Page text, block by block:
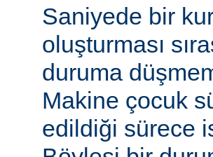
Saniyede bir
oluşturması
duruma
Makine çocuk
edildiği sürece